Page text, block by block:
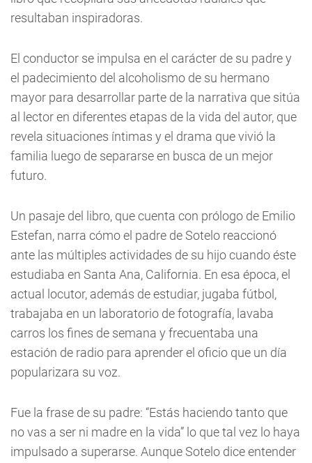
resultaban inspiradoras.
El conductor se impulsa en el carácter de su padre y
el padecimiento del alcoholismo de su hermano
mayor para desarrollar parte de la narrativa que sitúa
al lector en diferentes etapas de la vida del autor, que
revela situaciones íntimas y el drama que vivió la
familia luego de separarse en busca de un mejor
futuro.
Un pasaje del libro, que cuenta con prólogo de Emilio
Estefan, narra cómo el padre de Sotelo reaccionó
ante las múltiples actividades de su hijo cuando éste
estudiaba en Santa Ana, California. En esa época, el
actual locutor, además de estudiar, jugaba fútbol,
trabajaba en un laboratorio de fotografía, lavaba
carros los fines de semana y frecuentaba una
estación de radio para aprender el oficio que un día
popularizara su voz.
Fue la frase de su padre: “Estás haciendo tanto que
no vas a ser ni madre en la vida” lo que tal vez lo haya
impulsado a superarse. Aunque Sotelo dice entender